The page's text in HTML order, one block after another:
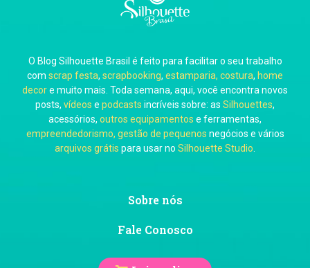
Carol Pessoa
Ju Mirthes
O Blog Silhouette Brasil é feito para facilitar o seu trabalho
com scrap festa, scrapbooking, estamparia, costura, home
decore muito mais. Toda semana, aqui, você encontra novos
posts, vídeos e podcasts incríveis sobre: as Silhouettes,
acessórios, outros equipamentos e ferramentas,
empreendedorismo, gestão de pequenos negócios e vários
arquivos grátis para usar no Silhouette Studio
Sobre nós
Fale Conosco